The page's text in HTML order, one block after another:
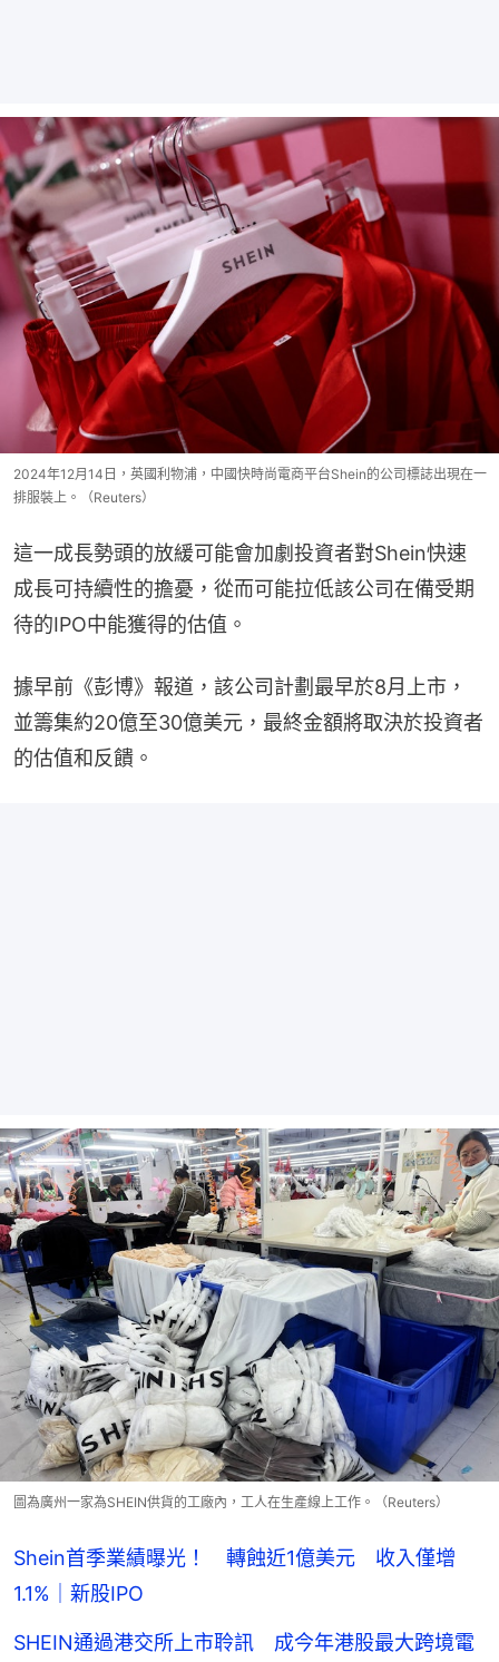
2024年12月14日，英國利物浦，中國快時尚電商平台Shein的公司標誌出現在一
排服裝上。（Reuters）
這一成長勢頭的放緩可能會加劇投資者對Shein快速
成長可持續性的擔憂，從而可能拉低該公司在備受期
待的IPO中能獲得的估值。
據早前《彭博》報道，該公司計劃最早於8月上市，
並籌集約20億至30億美元，最終金額將取決於投資者
的估值和反饋。
圖為廣州一家為SHEIN供貨的工廠內，工人在生產線上工作。（Reuters）
Shein首季業績曝光！ 轉蝕近1億美元 收入僅增
1.1%｜新股IPO
SHEIN通過港交所上市聆訊 成今年港股最大跨境電